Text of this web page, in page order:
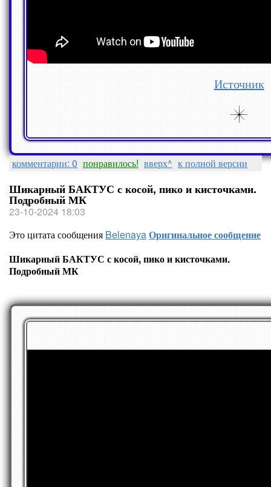
Источник
комментарии: 0 понравилось! вверх^ к полной версии
Шикарный БАКТУС с косой, пико и кисточками.
Подробный МК
23-10-2024 18:03
Это цитата сообщения BelenayaОригинальное сообщение
Шикарный БАКТУС с косой, пико и кисточками.
Подробный МК